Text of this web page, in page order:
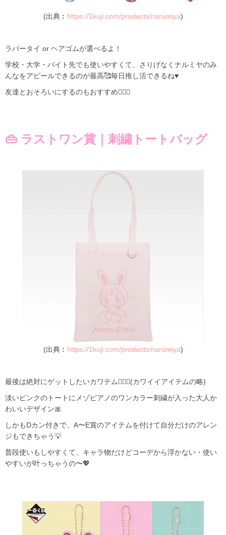
(出典︰ https://1kuji.com/products/narumiya)
ラバータイ or ヘアゴムが選べるよ！
学校・大学・バイト先でも使いやすくて、さりげなくナルミヤのみ
んなをアピールできるのが最高🥰毎日推し活できるね♥
友達とおそろいにするのもおすすめ✌🏻💝
👜 ラストワン賞｜刺繍トートバッグ
(出典︰ https://1kuji.com/products/narumiya)
最後は絶対にゲットしたいカワテム😵‍💫💓(カワイイアイテムの略)
淡いピンクのトートにメゾピアノのワンカラー刺繍が入った大人か
わいいデザイン🎀
しかもDカン付きで、A〜E賞のアイテムを付けて自分だけのアレン
ジもできちゃう💡
普段使いもしやすくて、キャラ物だけどコーデから浮かない・使い
やすいが叶っちゃうの〜💖